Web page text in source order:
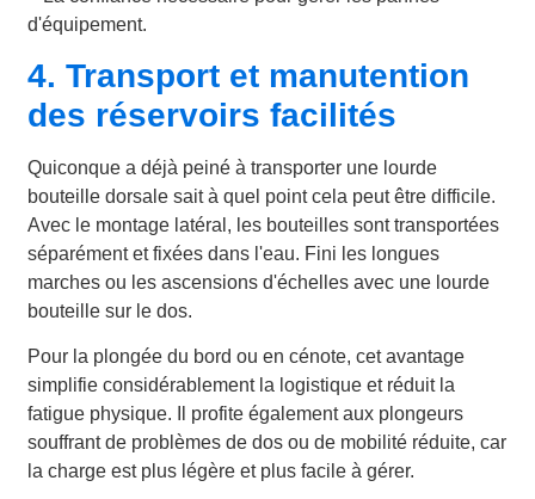
d'équipement.
4. Transport et manutention
des réservoirs facilités
Quiconque a déjà peiné à transporter une lourde
bouteille dorsale sait à quel point cela peut être difficile.
Avec le montage latéral, les bouteilles sont transportées
séparément et fixées dans l'eau. Fini les longues
marches ou les ascensions d'échelles avec une lourde
bouteille sur le dos.
Pour la plongée du bord ou en cénote, cet avantage
simplifie considérablement la logistique et réduit la
fatigue physique. Il profite également aux plongeurs
souffrant de problèmes de dos ou de mobilité réduite, car
la charge est plus légère et plus facile à gérer.